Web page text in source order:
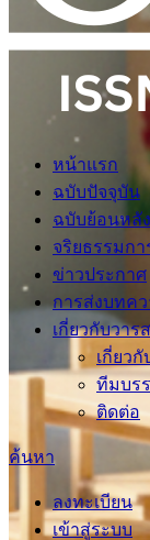
หน้าแรก
ฉบับปัจจุบัน
ฉบับย้อนหลัง
จริยธรรมก
ข่าวประกาศ
การส่งบทคว
เกี่ยวกับวาร
เกี่ยว
ทีมบร
ติดต่อ
ค้นหา
ลงทะเบียน
เข้าสู่ระบบ